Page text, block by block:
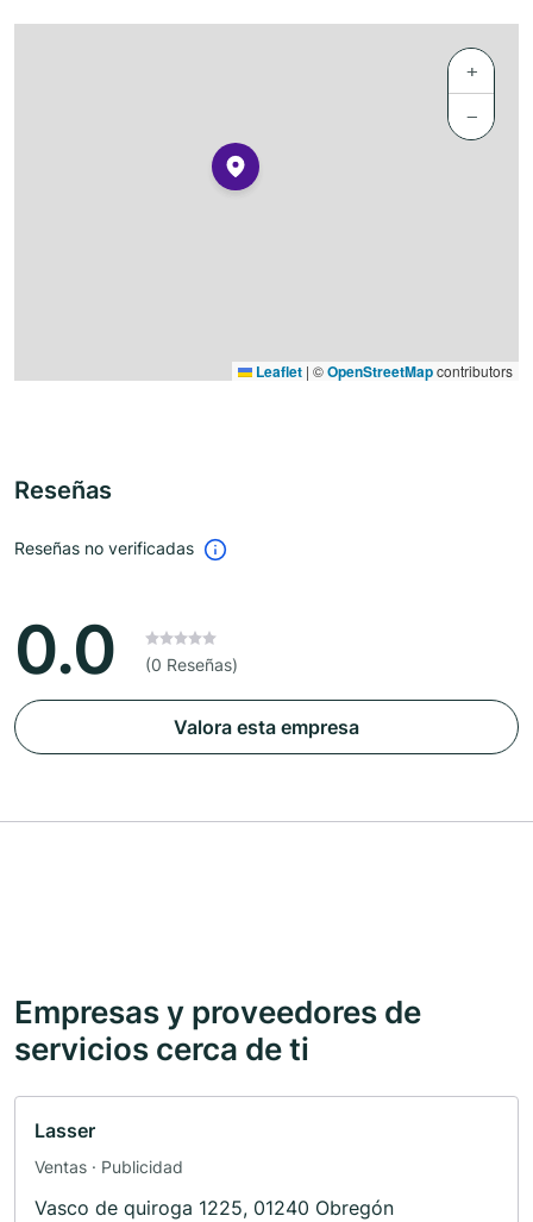
+
−
Leaflet | ©OpenStreetMapcontributors
Reseñas
Reseñas no verificadas
0.0 (0 Reseñas)
Valora esta empresa
Empresas y proveedores de
servicios cerca de ti
Lasser
Ventas · Publicidad
Vasco de quiroga 1225, 01240 Obregón